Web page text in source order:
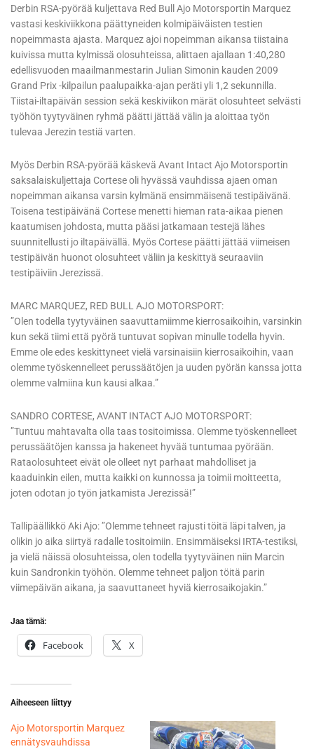
Derbin RSA-pyörää kuljettava Red Bull Ajo Motorsportin Marquez
vastasi keskiviikkona päättyneiden kolmipäiväisten testien
nopeimmasta ajasta. Marquez ajoi nopeimman aikansa tiistaina
kuivissa mutta kylmissä olosuhteissa, alittaen ajallaan 1:40,280
edellisvuoden maailmanmestarin Julian Simonin kauden 2009
Grand Prix -kilpailun paalupaikka-ajan peräti yli 1,2 sekunnilla.
Tiistai-iltapäivän session sekä keskiviikon märät olosuhteet selvästi
työhön tyytyväinen ryhmä päätti jättää välin ja aloittaa työn
tulevaa Jerezin testiä varten.
Myös Derbin RSA-pyörää käskevä Avant Intact Ajo Motorsportin
saksalaiskuljettaja Cortese oli hyvässä vauhdissa ajaen oman
nopeimman aikansa varsin kylmänä ensimmäisenä testipäivänä.
Toisena testipäivänä Cortese menetti hieman rata-aikaa pienen
kaatumisen johdosta, mutta pääsi jatkamaan testejä lähes
suunnitellusti jo iltapäivällä. Myös Cortese päätti jättää viimeisen
testipäivän huonot olosuhteet väliin ja keskittyä seuraaviin
testipäiviin Jerezissä.
MARC MARQUEZ, RED BULL AJO MOTORSPORT:
”Olen todella tyytyväinen saavuttamiimme kierrosaikoihin, varsinkin
kun sekä tiimi että pyörä tuntuvat sopivan minulle todella hyvin.
Emme ole edes keskittyneet vielä varsinaisiin kierrosaikoihin, vaan
olemme työskennelleet perussäätöjen ja uuden pyörän kanssa jotta
olemme valmiina kun kausi alkaa.”
SANDRO CORTESE, AVANT INTACT AJO MOTORSPORT:
”Tuntuu mahtavalta olla taas tositoimissa. Olemme työskennelleet
perussäätöjen kanssa ja hakeneet hyvää tuntumaa pyörään.
Rataolosuhteet eivät ole olleet nyt parhaat mahdolliset ja
kaaduinkin eilen, mutta kaikki on kunnossa ja toimii moitteetta,
joten odotan jo työn jatkamista Jerezissä!”
Tallipäällikkö Aki Ajo: ”Olemme tehneet rajusti töitä läpi talven, ja
olikin jo aika siirtyä radalle tositoimiin. Ensimmäiseksi IRTA-testiksi,
ja vielä näissä olosuhteissa, olen todella tyytyväinen niin Marcin
kuin Sandronkin työhön. Olemme tehneet paljon töitä parin
viimepäivän aikana, ja saavuttaneet hyviä kierrosaikojakin.”
Jaa tämä:
Facebook X
Aiheeseen liittyy
Ajo Motorsportin Marquez
ennätysvauhdissa